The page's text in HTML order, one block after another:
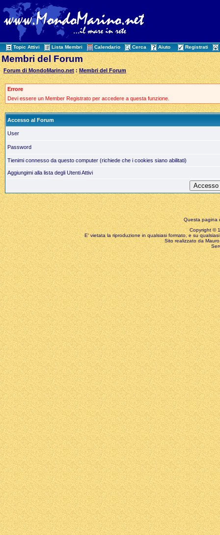
Topic Attivi Lista Membri Calendario Cerca Aiuto Registrati
Membri del Forum
Forum di MondoMarino.net :Membri del Forum
Errore
Devi essere un Member Registrato per accedere a questa funzione.
Accesso al Forum
User
Password
Tienimi connesso da questo computer (richiede che i cookies siano abilitati)
Aggiungimi alla lista degli Utenti Attivi
Questa pagina
Copyright ©
E' vietata la riproduzione in qualsiasi formato, e su
Sito realizzato da